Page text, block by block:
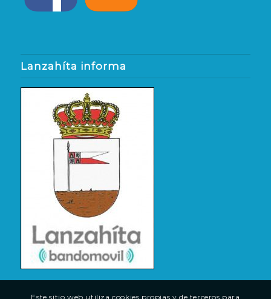
Lanzahíta informa
Este sitio web utiliza cookies propias y de terceros para